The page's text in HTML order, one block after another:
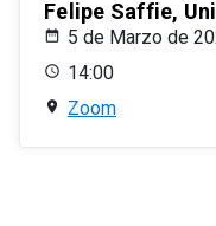
Felipe Saffie,
5 de Marzo de
14:00
Zoom